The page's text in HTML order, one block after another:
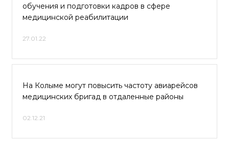
обучения и подготовки кадров в сфере
медицинской реабилитации
27.01.22
На Колыме могут повысить частоту авиарейсов
медицинских бригад в отдаленные районы
02.12.21